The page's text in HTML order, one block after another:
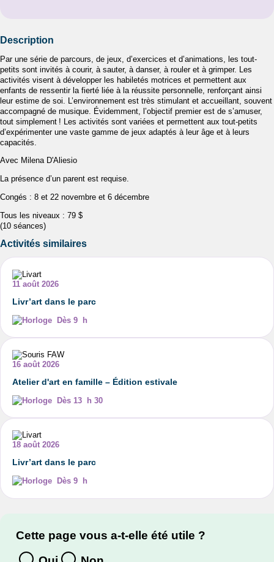
Description
Par une série de parcours, de jeux, d’exercices et d’animations, les tout-
petits sont invités à courir, à sauter, à danser, à rouler et à grimper. Les
activités visent à développer les habiletés motrices et permettent aux
enfants de ressentir la fierté liée à la réussite personnelle, renforçant ainsi
leur estime de soi. L’environnement est très stimulant et accueillant, souvent
accompagné de musique. Évidemment, l’objectif premier est de s’amuser,
tout simplement ! Les activités sont variées et permettent aux tout-petits
d’expérimenter une vaste gamme de jeux adaptés à leur âge et à leurs
capacités.
Avec Milena D'Aliesio
La présence d’un parent est requise.
Congés : 8 et 22 novembre et 6 décembre
Tous les niveaux : 79 $
(10 séances)
Activités similaires
11 août 2026
Livr’art dans le parc
Dès 9 h
16 août 2026
Atelier d'art en famille – Édition estivale
Dès 13 h 30
18 août 2026
Livr’art dans le parc
Dès 9 h
Cette page vous a-t-elle été utile ?